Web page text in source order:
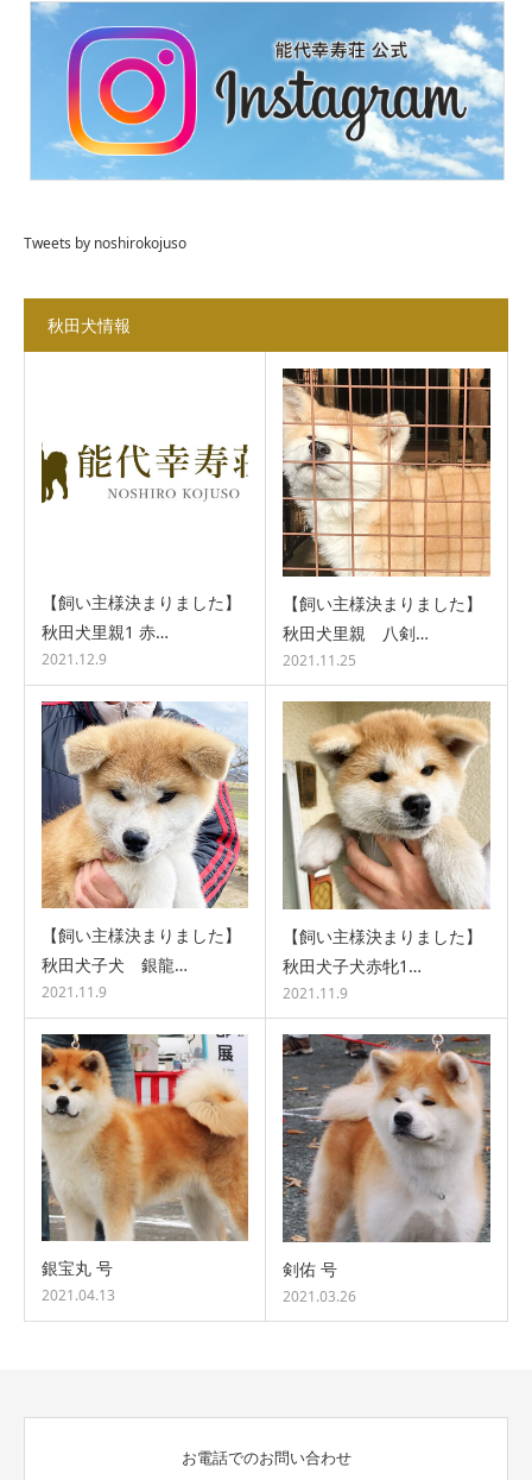
Tweets by noshirokojuso
秋田犬情報
【飼い主様決まりました】
秋田犬里親1 赤…
2021.12.9
【飼い主様決まりました】
秋田犬里親 八剣…
2021.11.25
【飼い主様決まりました】
秋田犬子犬 銀龍…
2021.11.9
【飼い主様決まりました】
秋田犬子犬赤牝1…
2021.11.9
銀宝丸 号
2021.04.13
剣佑 号
2021.03.26
お電話でのお問い合わせ